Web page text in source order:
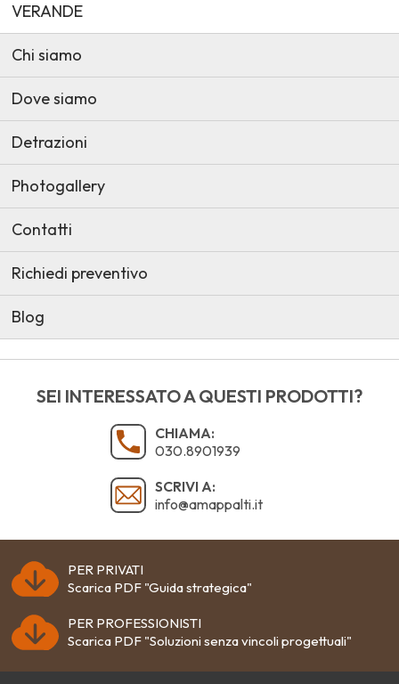
VERANDE
Chi siamo
Dove siamo
Detrazioni
Photogallery
Contatti
Richiedi preventivo
Blog
SEI INTERESSATO A QUESTI PRODOTTI?
CHIAMA:
030.8901939
SCRIVI A:
info@amappalti.it
PER PRIVATI
Scarica PDF "Guida strategica"
PER PROFESSIONISTI
Scarica PDF "Soluzioni senza vincoli progettuali"